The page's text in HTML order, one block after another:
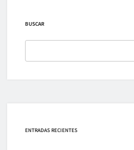
BUSCAR
ENTRADAS RECIENTES